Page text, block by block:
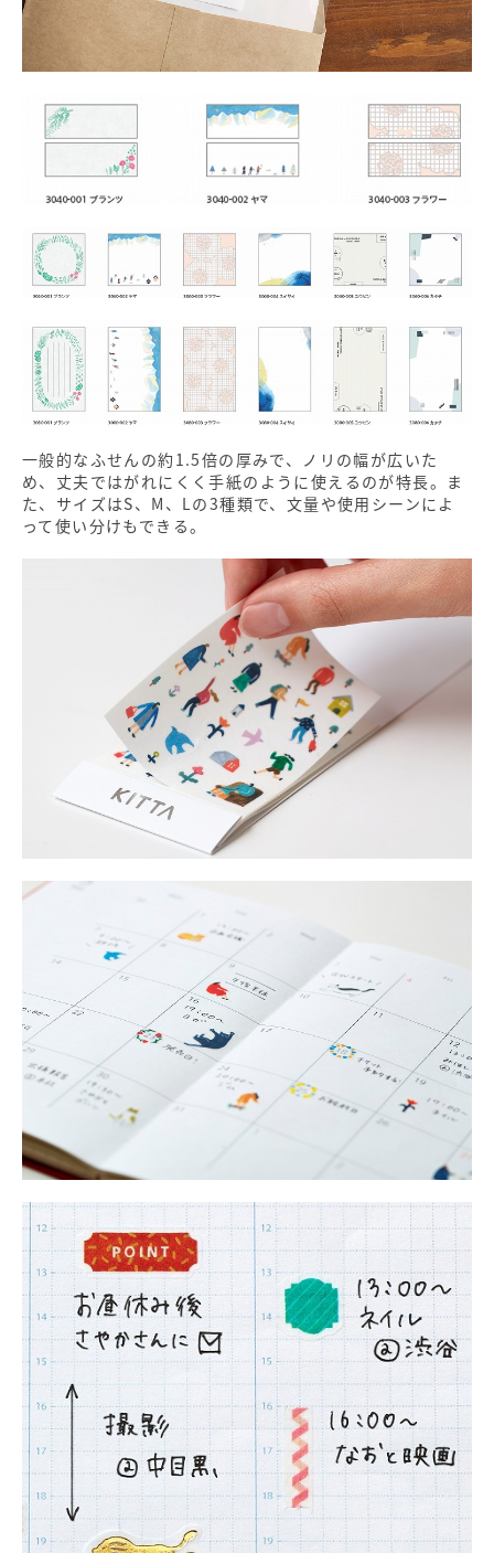
一般的なふせんの約1.5倍の厚みで、ノリの幅が広いた
め、丈夫ではがれにくく手紙のように使えるのが特長。ま
た、サイズはS、M、Lの3種類で、文量や使用シーンによ
って使い分けもできる。